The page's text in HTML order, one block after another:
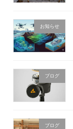
お知らせ
ブログ
ブログ